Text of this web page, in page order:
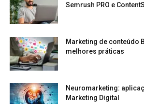
Semrush PRO e
Marketing de conteúdo
melhores práticas
Neuromarketing:
Marketing Digital